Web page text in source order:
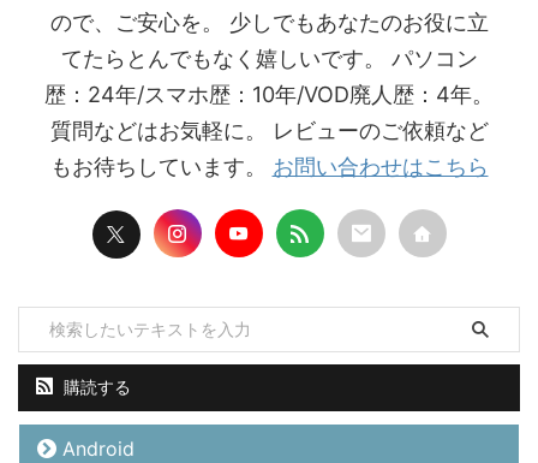
ので、ご安心を。 少しでもあなたのお役に立
てたらとんでもなく嬉しいです。 パソコン
歴：24年/スマホ歴：10年/VOD廃人歴：4年。
質問などはお気軽に。 レビューのご依頼など
もお待ちしています。 お問い合わせはこちら
購読する
Android